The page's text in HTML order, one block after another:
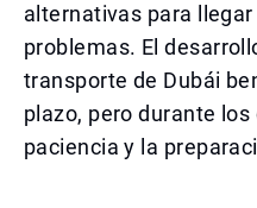
alternativas para
problemas. El
transporte de Dubái
plazo, pero durante
paciencia y la